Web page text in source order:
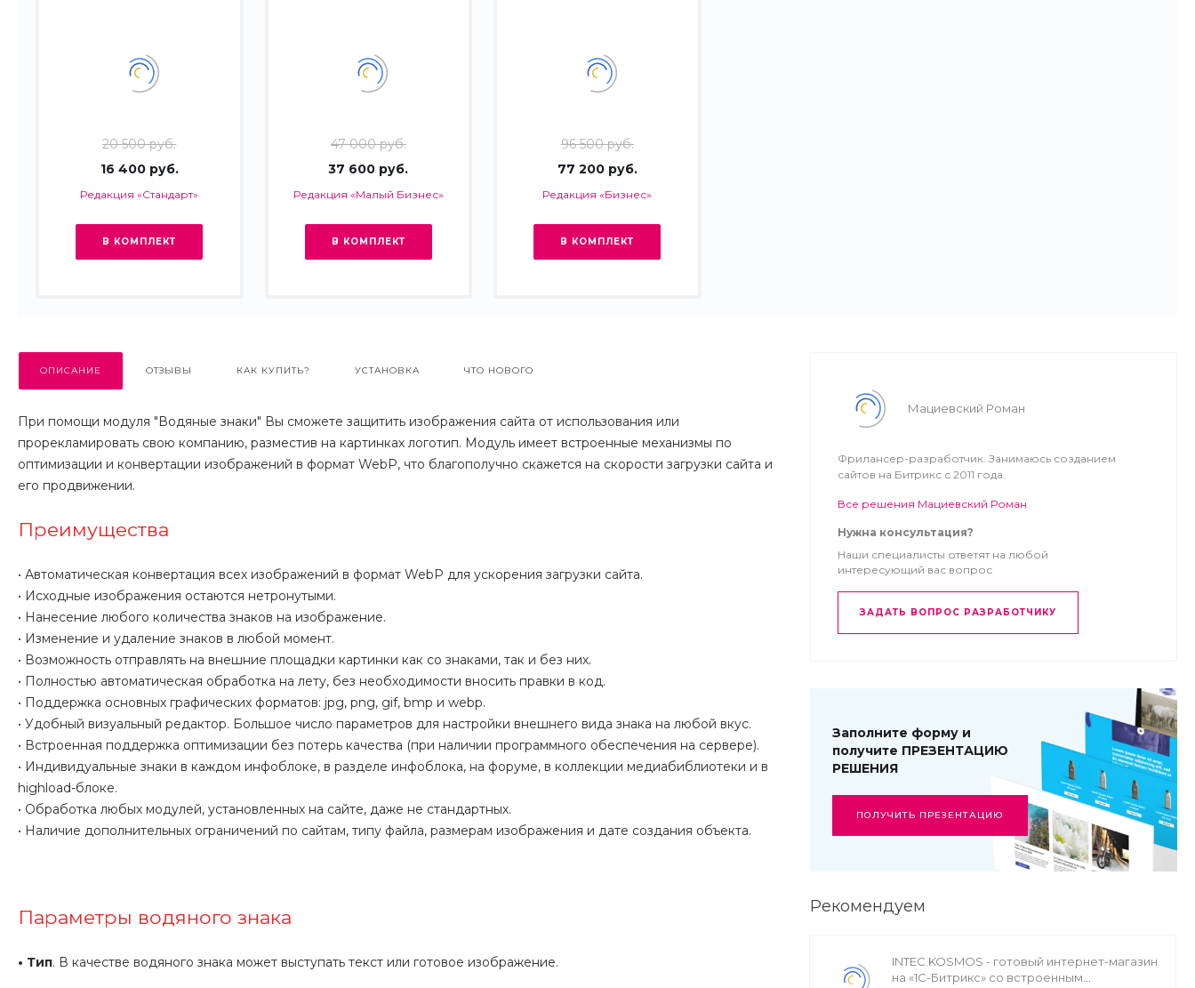
20 500 руб.
16 400 руб.
Редакция «Стандарт»
В КОМПЛЕКТ
47 000 руб.
37 600 руб.
Редакция «Малый Бизнес»
В КОМПЛЕКТ
96 500 руб.
77 200 руб.
Редакция «Бизнес»
В КОМПЛЕКТ
ОПИСАНИЕ ОТЗЫВЫ КАК КУПИТЬ? УСТАНОВКА ЧТО НОВОГО
При помощи модуля "Водяные знаки" Вы сможете защитить изображения сайта от использования или
прорекламировать свою компанию, разместив на картинках логотип. Модуль имеет встроенные механизмы по
оптимизации и конвертации изображений в формат WebP, что благополучно скажется на скорости загрузки сайта и
его продвижении.
Преимущества
• Автоматическая конвертация всех изображений в формат WebP для ускорения загрузки сайта.
• Исходные изображения остаются нетронутыми.
• Нанесение любого количества знаков на изображение.
• Изменение и удаление знаков в любой момент.
• Возможность отправлять на внешние площадки картинки как со знаками, так и без них.
• Полностью автоматическая обработка на лету, без необходимости вносить правки в код.
• Поддержка основных графических форматов: jpg, png, gif, bmp и webp.
• Удобный визуальный редактор. Большое число параметров для настройки внешнего вида знака на любой вкус.
• Встроенная поддержка оптимизации без потерь качества (при наличии программного обеспечения на сервере).
• Индивидуальные знаки в каждом инфоблоке, в разделе инфоблока, на форуме, в коллекции медиабиблиотеки и в
highload-блоке.
• Обработка любых модулей, установленных на сайте, даже не стандартных.
• Наличие дополнительных ограничений по сайтам, типу файла, размерам изображения и дате создания объекта.
Параметры водяного знака
• Тип. В качестве водяного знака может выступать текст или готовое изображение.
Мациевский Роман
Фрилансер-разработчик. Занимаюсь созданием
сайтов на Битрикс с 2011 года.
Все решения Мациевский Роман
Нужна консультация?
Наши специалисты ответят на любой
интересующий вас вопрос
ЗАДАТЬ ВОПРОС РАЗРАБОТЧИКУ
Заполните форму и
получите ПРЕЗЕНТАЦИЮ
РЕШЕНИЯ
ПОЛУЧИТЬ ПРЕЗЕНТАЦИЮ
Рекомендуем
INTEC.KOSMOS - готовый интернет-магазин
на «1С-Битрикс» со встроенным